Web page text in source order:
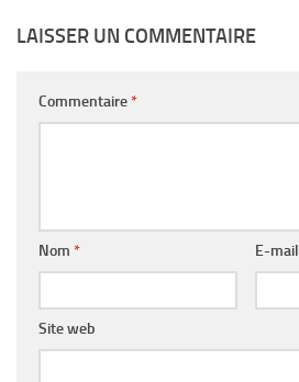
LAISSER UN COMMENTAIRE
Commentaire*
Nom * E-mail
Site web